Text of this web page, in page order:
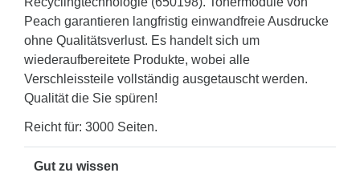
Peach garantieren langfristig einwandfreie Ausdrucke
ohne Qualitätsverlust. Es handelt sich um
wiederaufbereitete Produkte, wobei alle
Verschleissteile vollständig ausgetauscht werden.
Qualität die Sie spüren!
Reicht für: 3000 Seiten.
Gut zu wissen